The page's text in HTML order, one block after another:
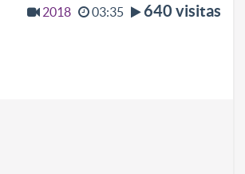
2018 03:35 640 visitas